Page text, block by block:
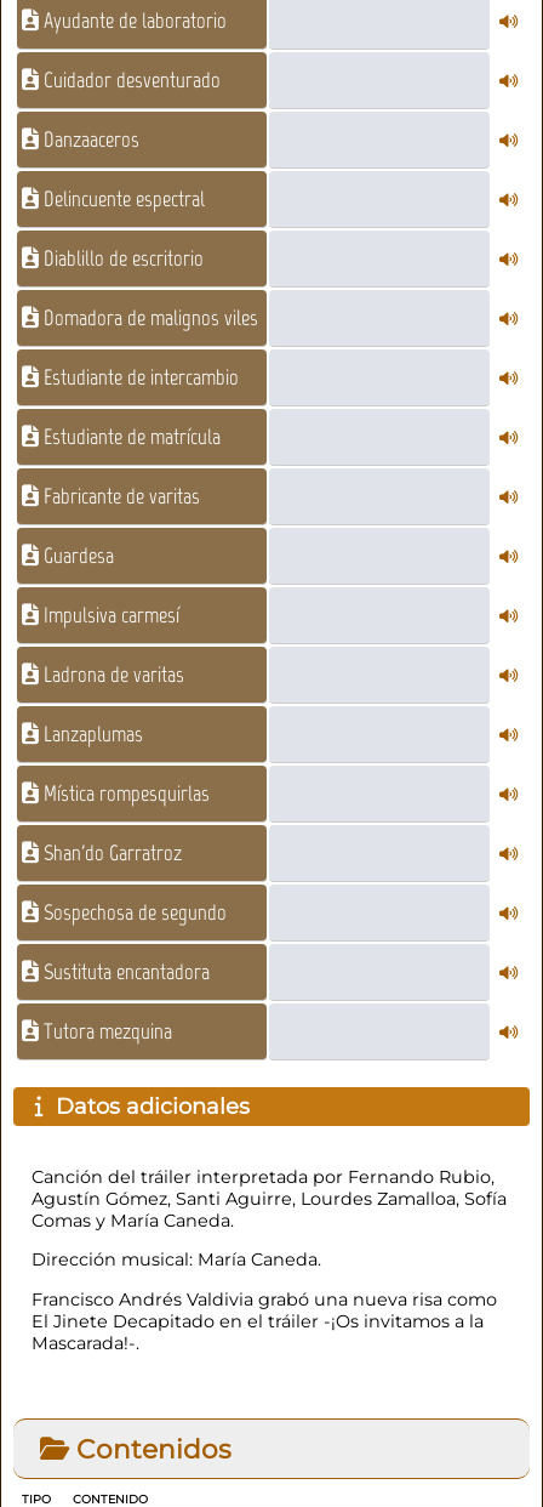
Ayudante de laboratorio
Cuidador desventurado
Danzaaceros
Delincuente espectral
Diablillo de escritorio
Domadora de malignos viles
Estudiante de intercambio
Estudiante de matrícula
Fabricante de varitas
Guardesa
Impulsiva carmesí
Ladrona de varitas
Lanzaplumas
Mística rompesquirlas
Shan'do Garratroz
Sospechosa de segundo
Sustituta encantadora
Tutora mezquina
Datos adicionales
Canción del tráiler interpretada por Fernando Rubio,
Agustín Gómez, Santi Aguirre, Lourdes Zamalloa, Sofía
Comas y María Caneda.
Dirección musical: María Caneda.
Francisco Andrés Valdivia grabó una nueva risa como
El Jinete Decapitado en el tráiler -¡Os invitamos a la
Mascarada!-.
Contenidos
TIPO CONTENIDO